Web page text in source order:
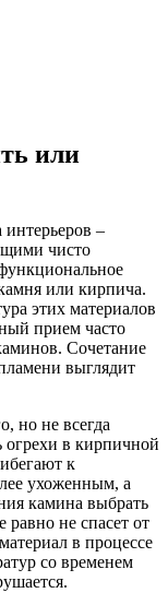
или
–
чисто
или кирпича.
этих материалов
прием часто
Сочетание
выглядит
но не всегда
огрехи в кирпичной
к
ухоженным, а
камина выбрать
равно не спасет от
в процессе
со временем